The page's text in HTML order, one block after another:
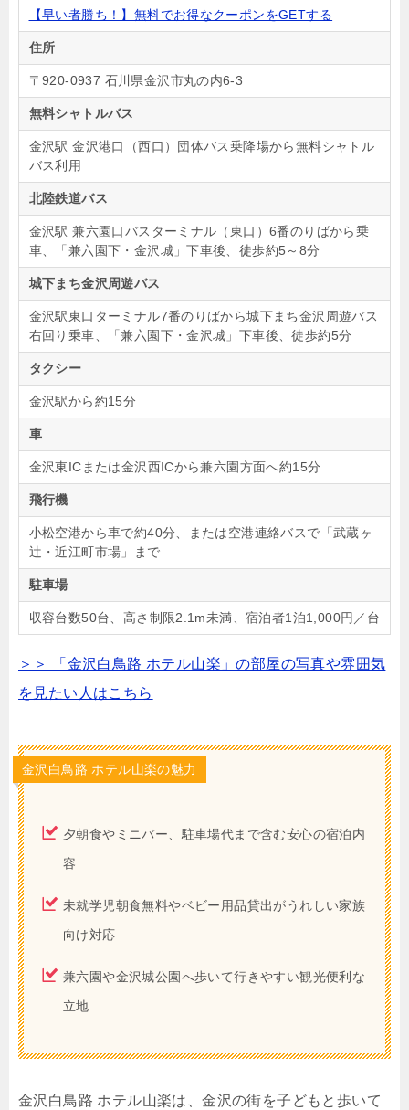
【早い者勝ち！】無料でお得なクーポンをGETする
住所
〒920-0937 石川県金沢市丸の内6-3
無料シャトルバス
金沢駅 金沢港口（西口）団体バス乗降場から無料シャトル
バス利用
北陸鉄道バス
金沢駅 兼六園口バスターミナル（東口）6番のりばから乗
車、「兼六園下・金沢城」下車後、徒歩約5～8分
城下まち金沢周遊バス
金沢駅東口ターミナル7番のりばから城下まち金沢周遊バス
右回り乗車、「兼六園下・金沢城」下車後、徒歩約5分
タクシー
金沢駅から約15分
車
金沢東ICまたは金沢西ICから兼六園方面へ約15分
飛行機
小松空港から車で約40分、または空港連絡バスで「武蔵ヶ
辻・近江町市場」まで
駐車場
収容台数50台、高さ制限2.1m未満、宿泊者1泊1,000円／台
＞＞ 「金沢白鳥路 ホテル山楽」の部屋の写真や雰囲気
を見たい人はこちら
金沢白鳥路 ホテル山楽の魅力
夕朝食やミニバー、駐車場代まで含む安心の宿泊内
容
未就学児朝食無料やベビー用品貸出がうれしい家族
向け対応
兼六園や金沢城公園へ歩いて行きやすい観光便利な
立地
金沢白鳥路 ホテル山楽は、金沢の街を子どもと歩いて